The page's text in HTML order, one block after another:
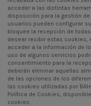
acceder a las distintas
disposición para la gestión
usuarios pueden configurar
bloquee la recepción de
desear recibir estas cookies,
acceder a la información de
uso de algunos servicios
consentimiento para la
deberán eliminar aquellas
de las opciones de los
las cookies utilizadas por
Política de Cookies,
cookies.